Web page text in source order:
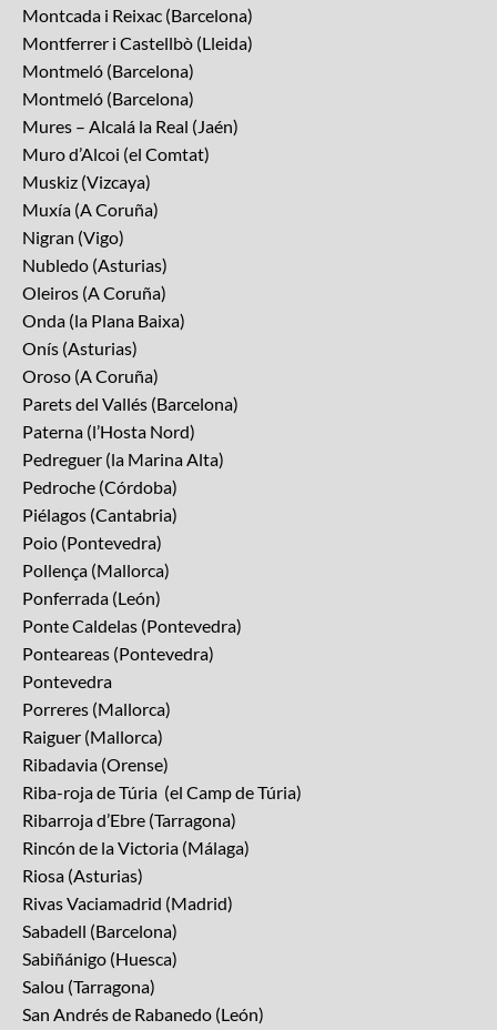
Montcada i Reixac (Barcelona)
Montferrer i Castellbò (Lleida)
Montmeló (Barcelona)
Montmeló (Barcelona)
Mures – Alcalá la Real (Jaén)
Muro d’Alcoi (el Comtat)
Muskiz (Vizcaya)
Muxía (A Coruña)
Nigran (Vigo)
Nubledo (Asturias)
Oleiros (A Coruña)
Onda (la Plana Baixa)
Onís (Asturias)
Oroso (A Coruña)
Parets del Vallés (Barcelona)
Paterna (l’Hosta Nord)
Pedreguer (la Marina Alta)
Pedroche (Córdoba)
Piélagos (Cantabria)
Poio (Pontevedra)
Pollença (Mallorca)
Ponferrada (León)
Ponte Caldelas (Pontevedra)
Ponteareas (Pontevedra)
Pontevedra
Porreres (Mallorca)
Raiguer (Mallorca)
Ribadavia (Orense)
Riba-roja de Túria (el Camp de Túria)
Ribarroja d’Ebre (Tarragona)
Rincón de la Victoria (Málaga)
Riosa (Asturias)
Rivas Vaciamadrid (Madrid)
Sabadell (Barcelona)
Sabiñánigo (Huesca)
Salou (Tarragona)
San Andrés de Rabanedo (León)